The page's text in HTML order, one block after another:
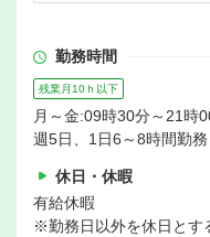
勤務時間
残業月10ｈ以下
月～金:09時30分～21時
週5日、1日6～8時間勤務
休日・休暇
有給休暇
※勤務日以外を休日とす